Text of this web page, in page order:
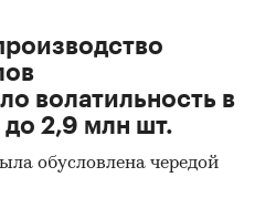
обработанная и
использованию
информацией об
из
и датчиков.
число различных
волатильность в
до 2,9 млн шт.
обусловлена чередой